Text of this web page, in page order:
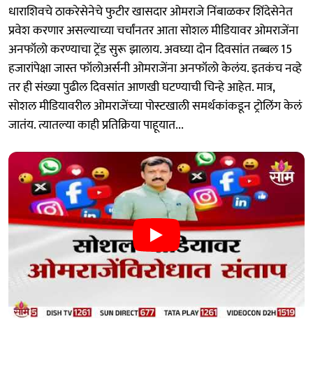
धाराशिवचे ठाकरेसेनेचे फुटीर खासदार ओमराजे निंबाळकर शिंदेसेनेत
प्रवेश करणार असल्याच्या चर्चांनतर आता सोशल मीडियावर ओमराजेंना
अनफॉलो करण्याचा ट्रेंड सुरू झालाय. अवघ्या दोन दिवसांत तब्बल 15
हजारांपेक्षा जास्त फॉलोअर्सनी ओमराजेंना अनफॉलो केलंय. इतकंच नव्हे
तर ही संख्या पुढील दिवसांत आणखी घटण्याची चिन्हे आहेत. मात्र,
सोशल मीडियावरील ओमराजेंच्या पोस्टखाली समर्थकांकडून ट्रोलिंग केलं
जातंय. त्यातल्या काही प्रतिक्रिया पाहूयात...